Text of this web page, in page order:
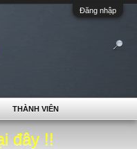
Đăng nhập
đây !!
THÀNH VIÊN